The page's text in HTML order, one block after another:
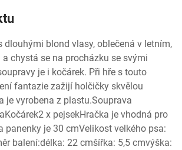
dlouhými blond vlasy, oblečená v letním,
chystá se na procházku se svými
je i kočárek. Při hře s touto
fantazie zažijí holčičky skvělou
je vyrobena z plastu.Souprava
x pejsekHračka je vhodná pro
panenky je 30 cmVelikost velkého psa:
balení:délka: 22 cmšířka: 5,5 cmvýška: